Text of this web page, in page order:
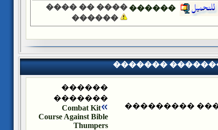
���� �� ����
������
������
�������
�������
������
�������
Combat Kit
Course Against Bible
Thumpers